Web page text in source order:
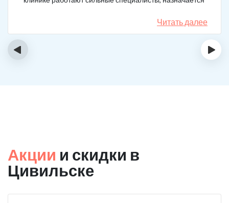
Читать далее
‹ ›
Акции и скидки в
Цивильске